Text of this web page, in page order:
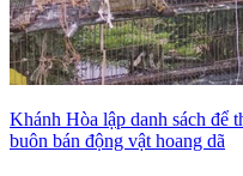
Khánh Hòa lập danh sách để
buôn bán động vật hoang dã